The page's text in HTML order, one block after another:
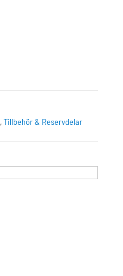
,Tillbehör & Reservdelar